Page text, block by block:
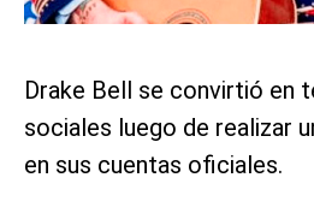
Drake Bell se convirtió en
sociales luego de realizar
en sus cuentas oficiales.